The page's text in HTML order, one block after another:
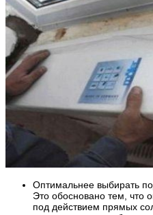
Оптимальнее выбирать
Это обосновано тем, что
под действием прямых